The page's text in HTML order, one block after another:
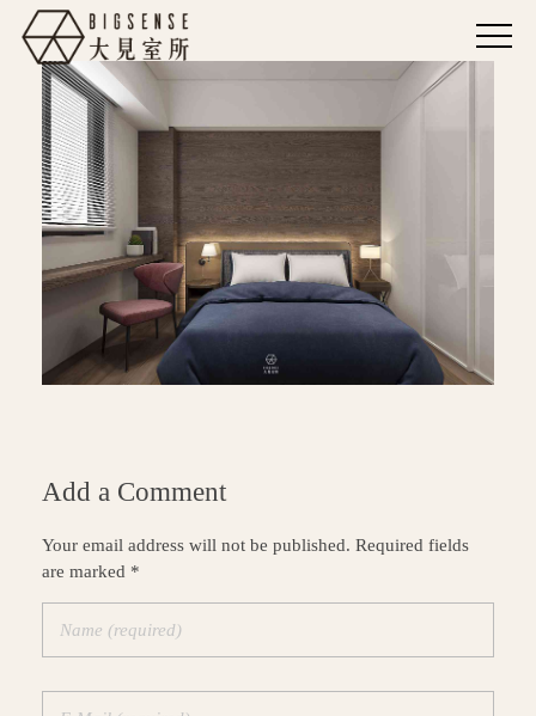
Add a Comment
Your email address will not be published. Required fields
are marked *